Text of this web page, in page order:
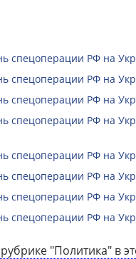
спецоперации РФ на
спецоперации РФ на
спецоперации РФ на
спецоперации РФ на
спецоперации РФ на
спецоперации РФ на
спецоперации РФ на
спецоперации РФ на
"Политика" в